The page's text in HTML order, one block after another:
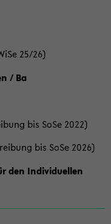
25/26)
/ Ba
bis SoSe 2022)
bis SoSe 2026)
den Individuellen